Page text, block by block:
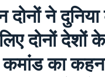
ने
दोनों देशों के
कमांड का